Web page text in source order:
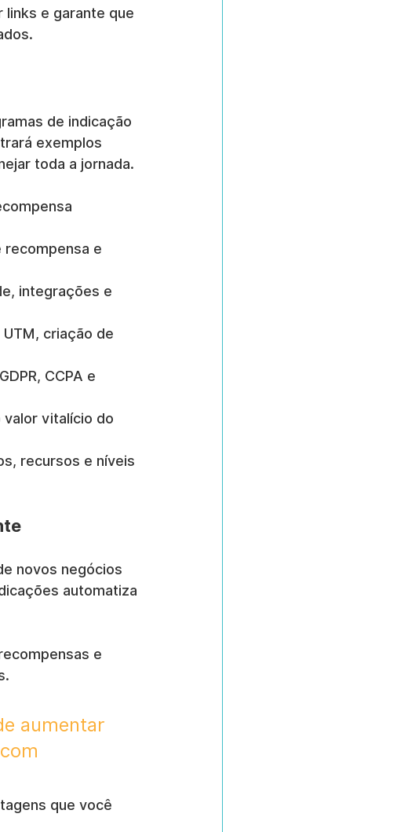
links e garante que
de indicação
exemplos
toda a jornada.
recompensa e
integrações e
criação de
CCPA e
valor vitalício do
recursos e níveis
novos negócios
automatiza
e
aumentar
que você